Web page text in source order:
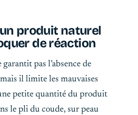
produit naturel
de réaction
pas l’absence de
il limite les mauvaises
petite quantité du produit
le pli du coude, sur peau